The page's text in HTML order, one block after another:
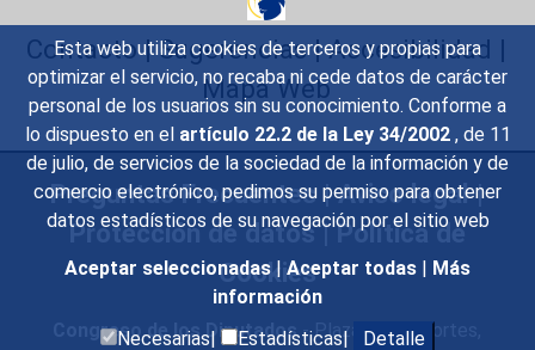
Esta web utiliza cookies de terceros y propias para
optimizar el servicio, no recaba ni cede datos de carácter
personal de los usuarios sin su conocimiento. Conforme a
lo dispuesto en el artículo 22.2 de la Ley 34/2002 , de 11
de julio, de servicios de la sociedad de la información y de
comercio electrónico, pedimos su permiso para obtener
datos estadísticos de su navegación por el sitio web
Aceptar seleccionadas | Aceptar todas | Más
información
Necesarias|
Estadísticas| Detalle
Contacto|Sugerencias|Accesibilidad |
Mapa Web
Preguntas Frecuentes|Aviso legal|
Protección de datos|Política de
Cookies
Congreso de los Diputados- Plaza de las Cortes,